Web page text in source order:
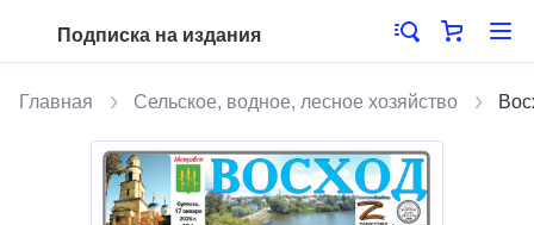
Подписка на издания
Главная Сельское, водное, лесное хозяйство